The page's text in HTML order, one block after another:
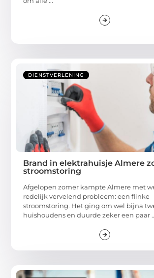
DIENSTVERLENING
Brand in elektrahuisje Almere
stroomstoring
Afgelopen zomer kampte Almere met
redelijk vervelend probleem: een flinke
stroomstoring. Het ging om wel bijna
huishoudens en duurde zeker een paar